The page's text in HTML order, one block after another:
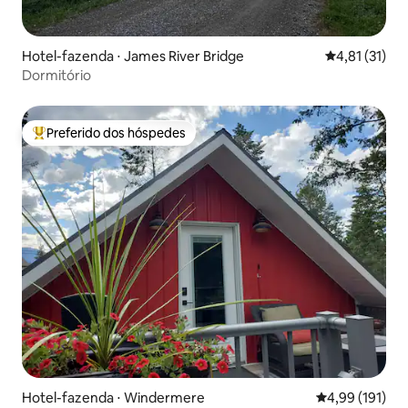
Hotel-fazenda ⋅ James River Bridge 4,81 de uma
4,81 (31)
Dormitório
Entre os melhores preferidos dos hóspedes
Preferido dos hóspedes
Hotel-fazenda ⋅ Windermere 4,99 de uma
4,99 (191)